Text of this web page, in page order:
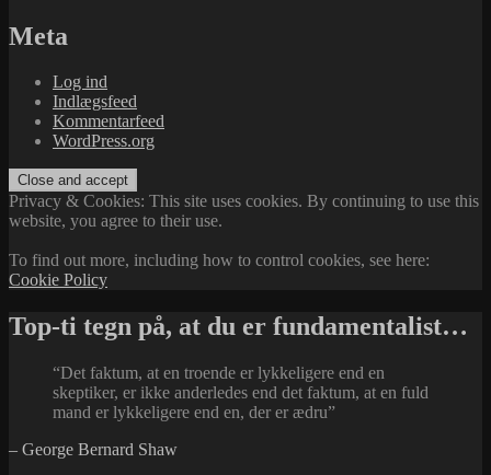
Meta
Log ind
Indlægsfeed
Kommentarfeed
WordPress.org
Privacy & Cookies: This site uses cookies. By continuing to use this
website, you agree to their use.
To find out more, including how to control cookies, see here:
Cookie Policy
Top-ti tegn på, at du er fundamentalist…
“Det faktum, at en troende er lykkeligere end en
skeptiker, er ikke anderledes end det faktum, at en fuld
mand er lykkeligere end en, der er ædru”
– George Bernard Shaw